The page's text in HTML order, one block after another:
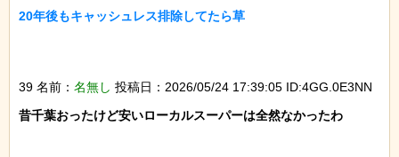
20年後もキャッシュレス排除してたら草
39 名前： 名無し 投稿日：2026/05/24 17:39:05 ID:4GG.0E3NN
昔千葉おったけど安いローカルスーパーは全然なかったわ